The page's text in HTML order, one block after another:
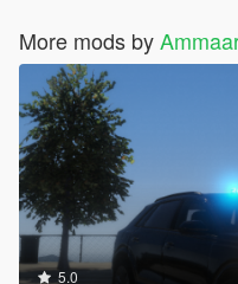
More mods by
5.0